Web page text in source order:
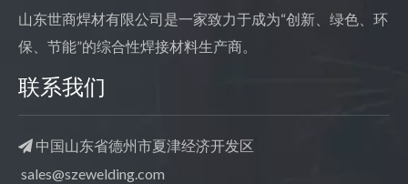
山东世商焊材有限公司是一家致力于成为“创新、绿色、环
保、节能”的综合性焊接材料生产商。
联系我们
 中国山东省德州市夏津经济开发区
sales@szewelding.com